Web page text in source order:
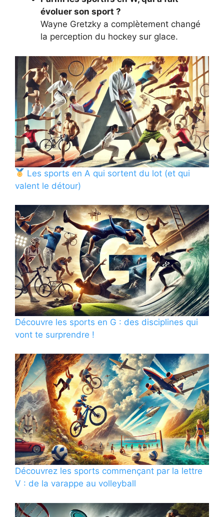
évoluer son sport ?
Wayne Gretzky a complètement changé
la perception du hockey sur glace.
Les sports en A qui sortent du lot (et qui
valent le détour)
Découvre les sports en G : des disciplines qui
vont te surprendre !
Découvrez les sports commençant par la lettre
V : de la varappe au volleyball